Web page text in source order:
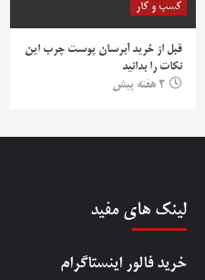
کسب و کار
قبل از خرید آبرسان پوست چرب این
نکات را بدانید
2 هفته پیش
لینک های مفید
خرید فالور اینستاگرام